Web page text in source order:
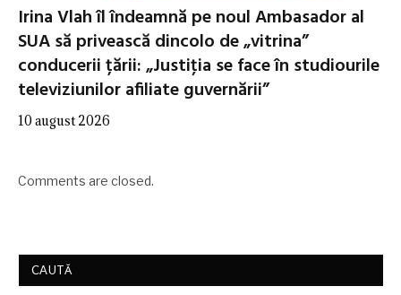
Irina Vlah îl îndeamnă pe noul Ambasador al
SUA să privească dincolo de „vitrina”
conducerii țării: „Justiţia se face în studiourile
televiziunilor afiliate guvernării”
10 august 2026
Comments are closed.
CAUTĂ